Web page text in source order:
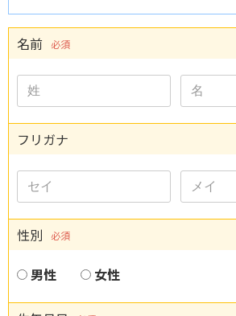
名前 必須
フリガナ
性別 必須
男性 女性